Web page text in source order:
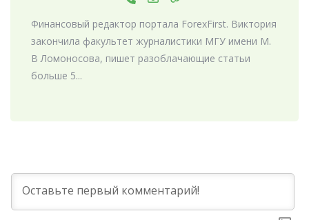
Финансовый редактор портала ForexFirst. Виктория
закончила факультет журналистики МГУ имени М.
В Ломоносова, пишет разоблачающие статьи
больше 5...